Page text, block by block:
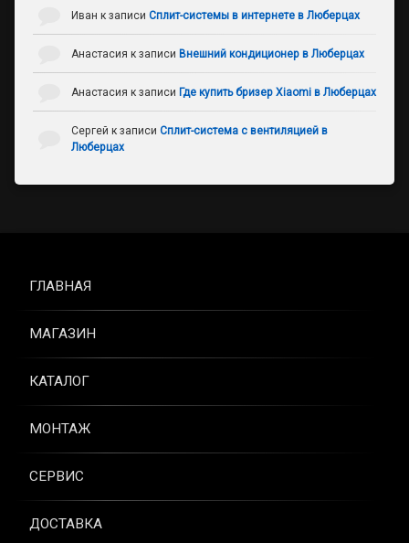
Иван к записи Сплит-системы в интернете в Люберцах
Анастасия к записи Внешний кондиционер в Люберцах
Анастасия к записи Где купить бризер Xiaomi в Люберцах
Сергей к записи Сплит-система с вентиляцией в
Люберцах
ГЛАВНАЯ
МАГАЗИН
КАТАЛОГ
МОНТАЖ
СЕРВИС
ДОСТАВКА